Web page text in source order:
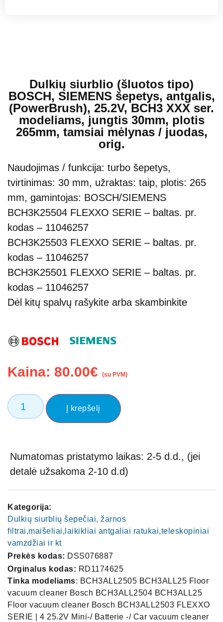
Dulkių siurblio (šluotos tipo)
BOSCH, SIEMENS šepetys, antgalis,
(PowerBrush), 25.2V, BCH3 XXX ser.
modeliams, jungtis 30mm, plotis
265mm, tamsiai mėlynas / juodas,
orig.
Naudojimas / funkcija: turbo šepetys,
tvirtinimas: 30 mm, užraktas: taip, plotis: 265
mm, gamintojas: BOSCH/SIEMENS
BCH3K25504 FLEXXO SERIE – baltas. pr.
kodas – 11046257
BCH3K25503 FLEXXO SERIE – baltas. pr.
kodas – 11046257
BCH3K25501 FLEXXO SERIE – baltas. pr.
kodas – 11046257
Dėl kitų spalvų rašykite arba skambinkite
Kaina: 80.00€ (su PVM)
Į krepšelį
Numatomas pristatymo laikas: 2-5 d.d., (jei
detalė užsakoma 2-10 d.d)
Kategorija:
Dulkių siurblių šepečiai, žarnos
filtrai,maišeliai,laikikliai antgaliai ratukai,teleskopiniai
vamzdžiai ir kt
Prekės kodas: DSS076887
Orginalus kodas: RD1174625
Tinka modeliams: BCH3ALL2505 BCH3ALL25 Floor
vacuum cleaner Bosch BCH3ALL2504 BCH3ALL25
Floor vacuum cleaner Bosch BCH3ALL2503 FLEXXO
SERIE | 4 25.2V Mini-/ Batterie -/ Car vacuum cleaner